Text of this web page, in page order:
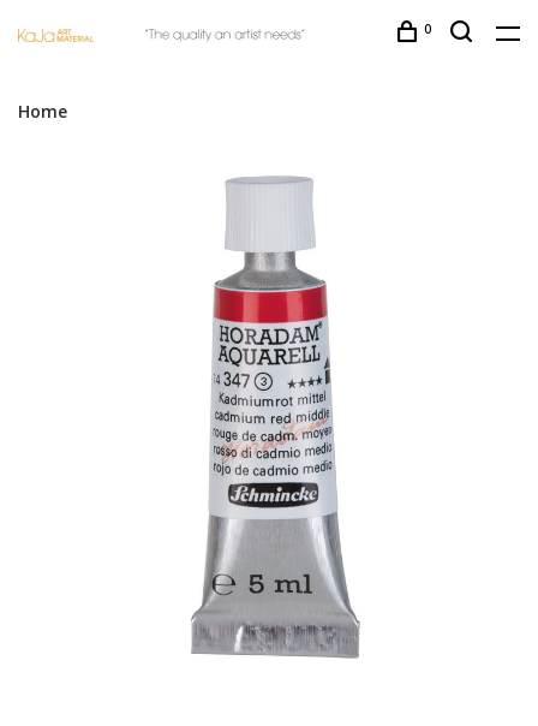
0
Home